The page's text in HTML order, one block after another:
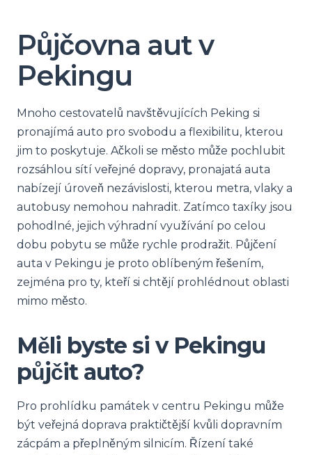
Půjčovna aut v
Pekingu
Mnoho cestovatelů navštěvujících Peking si
pronajímá auto pro svobodu a flexibilitu, kterou
jim to poskytuje. Ačkoli se město může pochlubit
rozsáhlou sítí veřejné dopravy, pronajatá auta
nabízejí úroveň nezávislosti, kterou metra, vlaky a
autobusy nemohou nahradit. Zatímco taxíky jsou
pohodlné, jejich výhradní využívání po celou
dobu pobytu se může rychle prodražit. Půjčení
auta v Pekingu je proto oblíbeným řešením,
zejména pro ty, kteří si chtějí prohlédnout oblasti
mimo město.
Měli byste si v Pekingu
půjčit auto?
Pro prohlídku památek v centru Pekingu může
být veřejná doprava praktičtější kvůli dopravním
zácpám a přeplněným silnicím. Řízení také